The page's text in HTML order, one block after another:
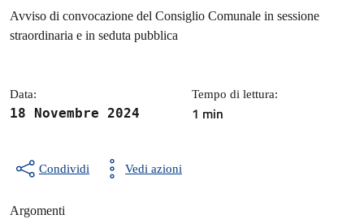
Dettagli della notizia
Avviso di convocazione del Consiglio Comunale in sessione
straordinaria e in seduta pubblica
Data:
18 Novembre 2024
Tempo di lettura:
1 min
Condividi Vedi azioni
Argomenti